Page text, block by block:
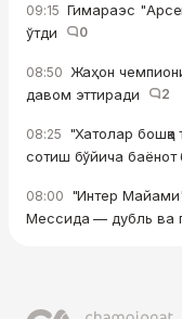
09:15 Гимараэс
ўтди
0
08:50 Жаҳон
давом эттиради
2
08:25 "Хатолар
сотиш бўйича баёнот
08:00 "Интер
Мессида — дубль ва